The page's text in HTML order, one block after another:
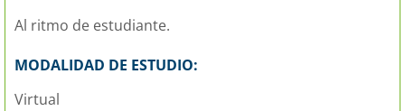
Al ritmo de estudiante.
MODALIDAD DE ESTUDIO:
Virtual